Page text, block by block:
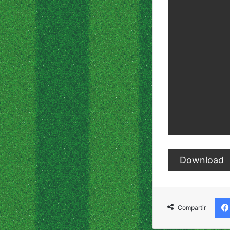
Download
Compartir